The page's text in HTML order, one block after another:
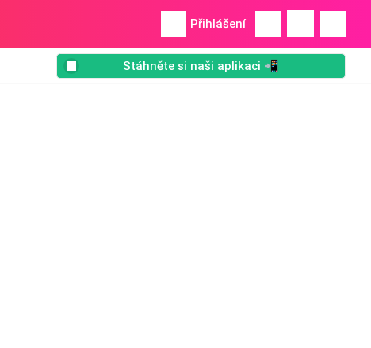
Přihlášení
Stáhněte si naši aplikaci 📲